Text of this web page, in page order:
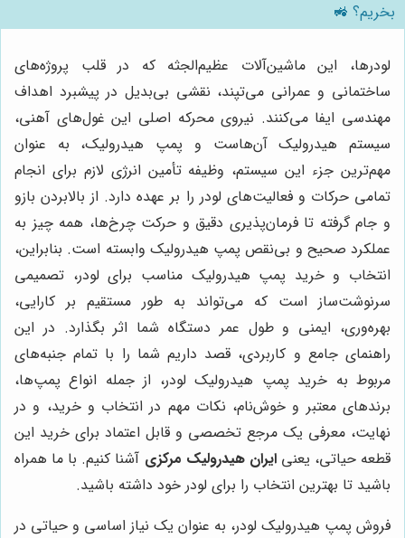
بخریم؟ 🚜
لودرها، این ماشین‌آلات عظیم‌الجثه که در قلب پروژه‌های
ساختمانی و عمرانی می‌تپند، نقشی بی‌بدیل در پیشبرد اهداف
مهندسی ایفا می‌کنند. نیروی محرکه اصلی این غول‌های آهنی،
سیستم هیدرولیک آن‌هاست و پمپ هیدرولیک، به عنوان
مهم‌ترین جزء این سیستم، وظیفه تأمین انرژی لازم برای انجام
تمامی حرکات و فعالیت‌های لودر را بر عهده دارد. از بالابردن بازو
و جام گرفته تا فرمان‌پذیری دقیق و حرکت چرخ‌ها، همه چیز به
عملکرد صحیح و بی‌نقص پمپ هیدرولیک وابسته است. بنابراین،
انتخاب و خرید پمپ هیدرولیک مناسب برای لودر، تصمیمی
سرنوشت‌ساز است که می‌تواند به طور مستقیم بر کارایی،
بهره‌وری، ایمنی و طول عمر دستگاه شما اثر بگذارد. در این
راهنمای جامع و کاربردی، قصد داریم شما را با تمام جنبه‌های
مربوط به خرید پمپ هیدرولیک لودر، از جمله انواع پمپ‌ها،
برندهای معتبر و خوش‌نام، نکات مهم در انتخاب و خرید، و در
نهایت، معرفی یک مرجع تخصصی و قابل اعتماد برای خرید این
قطعه حیاتی، یعنیایران هیدرولیک مرکزی آشنا کنیم. با ما همراه
باشید تا بهترین انتخاب را برای لودر خود داشته باشید.
فروش پمپ هیدرولیک لودر، به عنوان یک نیاز اساسی و حیاتی در